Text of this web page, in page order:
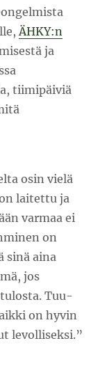
ÄHKY:n
ja
tiimipäiviä
osin vielä
laitettu ja
varmaa ei
on
sinä aina
jos
Tuu-
on hyvin
levolliseksi.”